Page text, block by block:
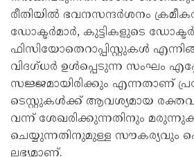
രീതിയിൽ ഭവനസന്ദർശനം
ഡോക്ടർമാർ, കുട്ടികളുടെ
ഫിസിയോതെറാപ്പിസ്റ്റുകൾ
വിദഗ്ധർ ഉൾപ്പെടുന്ന സംഘം
സജ്ജമായിരിക്കും എന്നതാണ്
ടെസ്റ്റുകൾക്ക് ആവശ്യമായ
വന്ന് ശേഖരിക്കുന്നതിനും
ചെയ്യുന്നതിനുമുള്ള
ലഭ്യമാണ്.